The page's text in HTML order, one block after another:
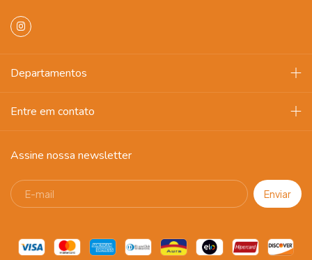
Departamentos
Entre em contato
Assine nossa newsletter